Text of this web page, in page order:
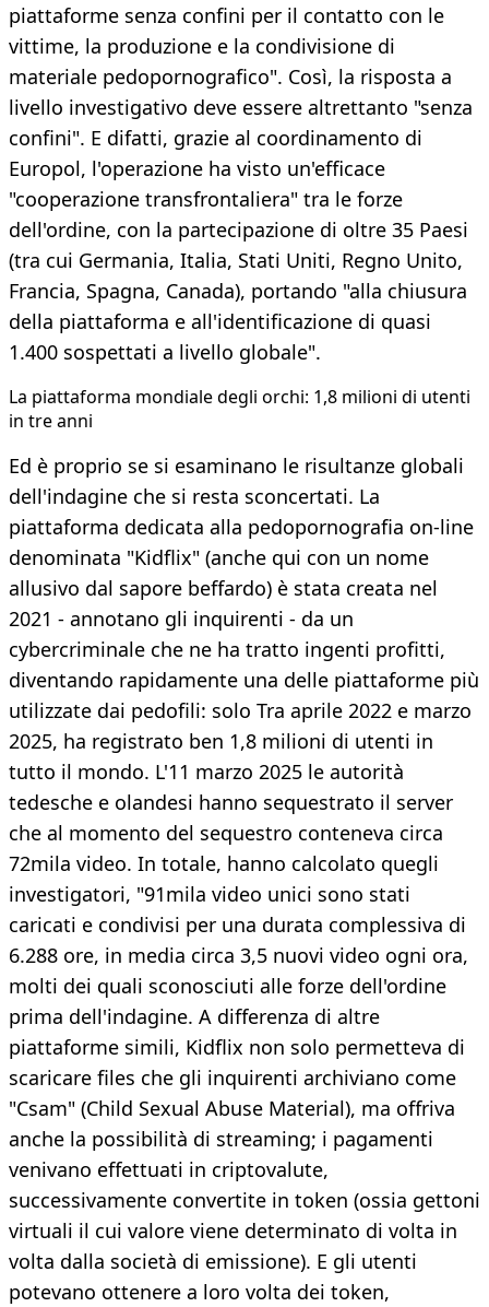
piattaforme senza confini per il contatto con le
vittime, la produzione e la condivisione di
materiale pedopornografico". Così, la risposta a
livello investigativo deve essere altrettanto "senza
confini". E difatti, grazie al coordinamento di
Europol, l'operazione ha visto un'efficace
"cooperazione transfrontaliera" tra le forze
dell'ordine, con la partecipazione di oltre 35 Paesi
(tra cui Germania, Italia, Stati Uniti, Regno Unito,
Francia, Spagna, Canada), portando "alla chiusura
della piattaforma e all'identificazione di quasi
1.400 sospettati a livello globale".
​La piattaforma mondiale degli orchi: 1,8 milioni di utenti
in tre anni
Ed è proprio se si esaminano le risultanze globali
dell'indagine che si resta sconcertati. La
piattaforma dedicata alla pedopornografia on-line
denominata "Kidflix" (anche qui con un nome
allusivo dal sapore beffardo) è stata creata nel
2021 - annotano gli inquirenti - da un
cybercriminale che ne ha tratto ingenti profitti,
diventando rapidamente una delle piattaforme più
utilizzate dai pedofili: solo Tra aprile 2022 e marzo
2025, ha registrato ben 1,8 milioni di utenti in
tutto il mondo. L'11 marzo 2025 le autorità
tedesche e olandesi hanno sequestrato il server
che al momento del sequestro conteneva circa
72mila video. In totale, hanno calcolato quegli
investigatori, "91mila video unici sono stati
caricati e condivisi per una durata complessiva di
6.288 ore, in media circa 3,5 nuovi video ogni ora,
molti dei quali sconosciuti alle forze dell'ordine
prima dell'indagine. A differenza di altre
piattaforme simili, Kidflix non solo permetteva di
scaricare files che gli inquirenti archiviano come
"Csam" (Child Sexual Abuse Material), ma offriva
anche la possibilità di streaming; i pagamenti
venivano effettuati in criptovalute,
successivamente convertite in token (ossia gettoni
virtuali il cui valore viene determinato di volta in
volta dalla società di emissione). E gli utenti
potevano ottenere a loro volta dei token,